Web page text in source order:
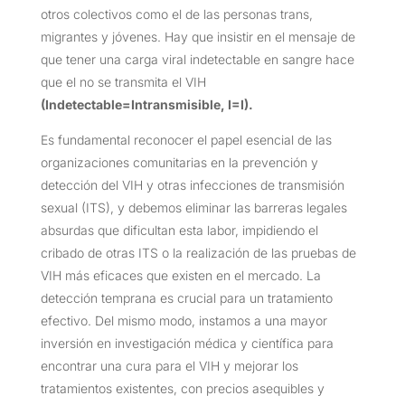
otros colectivos como el de las personas trans,
migrantes y jóvenes. Hay que insistir en el mensaje de
que tener una carga viral indetectable en sangre hace
que el no se transmita el VIH
(Indetectable=Intransmisible, I=I).
Es fundamental reconocer el papel esencial de las
organizaciones comunitarias en la prevención y
detección del VIH y otras infecciones de transmisión
sexual (ITS), y debemos eliminar las barreras legales
absurdas que dificultan esta labor, impidiendo el
cribado de otras ITS o la realización de las pruebas de
VIH más eficaces que existen en el mercado. La
detección temprana es crucial para un tratamiento
efectivo. Del mismo modo, instamos a una mayor
inversión en investigación médica y científica para
encontrar una cura para el VIH y mejorar los
tratamientos existentes, con precios asequibles y